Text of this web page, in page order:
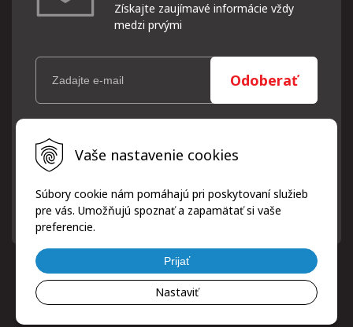
Vaše nastavenie cookies
Súbory cookie nám pomáhajú pri poskytovaní služieb
pre vás. Umožňujú spoznať a zapamätať si vaše
preferencie.
Prijať
Nastaviť
Získajte zaujímavé informácie vždy
medzi prvými
Odoberať
Vaše osobné údaje (email) budeme spracovávať len za týmto
účelom v súlade s platnou legislatívou a zásadami ochrany
osobných údajov. Súhlas potvrdíte kliknutím na odkaz, ktorý
písomne, emailom alebo kliknutím na odkaz z ktoréhokoľvek
informačného emailu.
© 2026 ProfiPneuServis!